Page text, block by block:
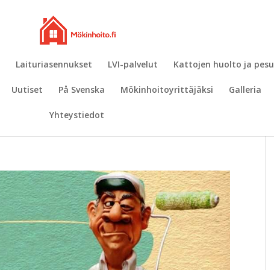
Laituriasennukset LVI-palvelut Kattojen huolto ja pesu
Uutiset På Svenska Mökinhoitoyrittäjäksi Galleria
Yhteystiedot